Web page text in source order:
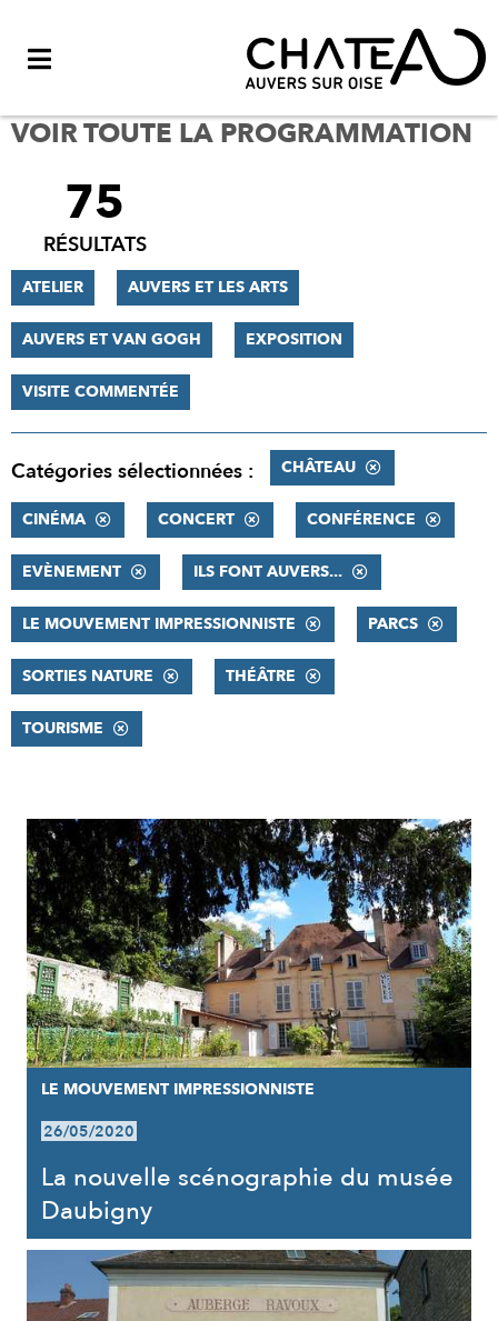
VOIR TOUTE LA PROGRAMMATION
FILTRER
RÉSULTATS
75
RÉSULTATS
ATELIER AUVERS ET LES ARTS
AUVERS ET VAN GOGH EXPOSITION
VISITE COMMENTÉE
Catégories sélectionnées : CHÂTEAU
CINÉMA CONCERT CONFÉRENCE
EVÈNEMENT ILS FONT AUVERS...
LE MOUVEMENT IMPRESSIONNISTE PARCS
SORTIES NATURE THÉÂTRE
TOURISME
RÉSULTATS
LE MOUVEMENT IMPRESSIONNISTE
26/05/2020
La nouvelle scénographie du musée
Daubigny